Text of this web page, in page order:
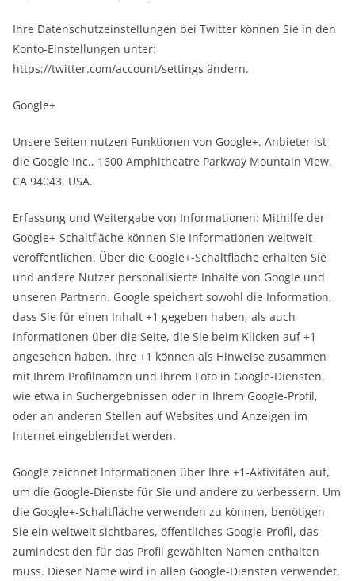
Ihre Datenschutzeinstellungen bei Twitter können Sie in den
Konto-Einstellungen unter:
https://twitter.com/account/settings ändern.
Google+
Unsere Seiten nutzen Funktionen von Google+. Anbieter ist
die Google Inc., 1600 Amphitheatre Parkway Mountain View,
CA 94043, USA.
Erfassung und Weitergabe von Informationen: Mithilfe der
Google+-Schaltfläche können Sie Informationen weltweit
veröffentlichen. Über die Google+-Schaltfläche erhalten Sie
und andere Nutzer personalisierte Inhalte von Google und
unseren Partnern. Google speichert sowohl die Information,
dass Sie für einen Inhalt +1 gegeben haben, als auch
Informationen über die Seite, die Sie beim Klicken auf +1
angesehen haben. Ihre +1 können als Hinweise zusammen
mit Ihrem Profilnamen und Ihrem Foto in Google-Diensten,
wie etwa in Suchergebnissen oder in Ihrem Google-Profil,
oder an anderen Stellen auf Websites und Anzeigen im
Internet eingeblendet werden.
Google zeichnet Informationen über Ihre +1-Aktivitäten auf,
um die Google-Dienste für Sie und andere zu verbessern. Um
die Google+-Schaltfläche verwenden zu können, benötigen
Sie ein weltweit sichtbares, öffentliches Google-Profil, das
zumindest den für das Profil gewählten Namen enthalten
muss. Dieser Name wird in allen Google-Diensten verwendet.